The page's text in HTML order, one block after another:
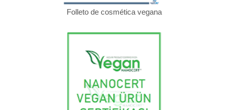
Folleto de cosmética vegana